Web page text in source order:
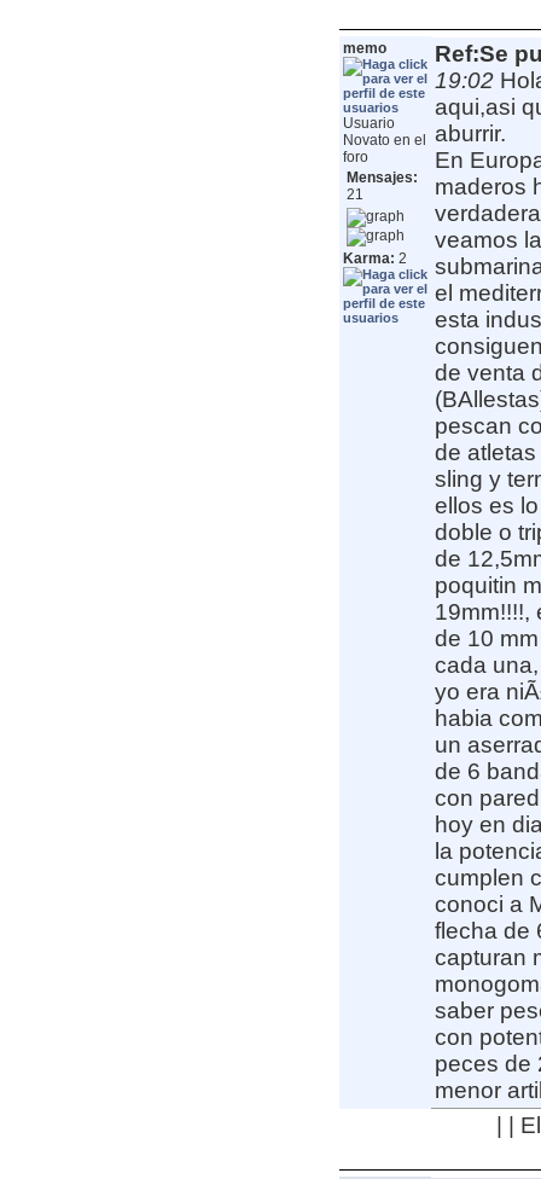
memo
Usuario
Novato en el
foro
Mensajes:
21
Karma: 2
Ref:Se
19:02
aqui,asi
aburrir.
En
maderos
veamos
el
esta
de venta
pescan
de
sling y
ellos es
doble o
de
poquitin
19mm!!!!,
de 10
cada
yo era
habia
un
de 6
con
hoy en
la
cumplen
conoci a
flecha de
capturan
saber
con
peces de
menor
| |